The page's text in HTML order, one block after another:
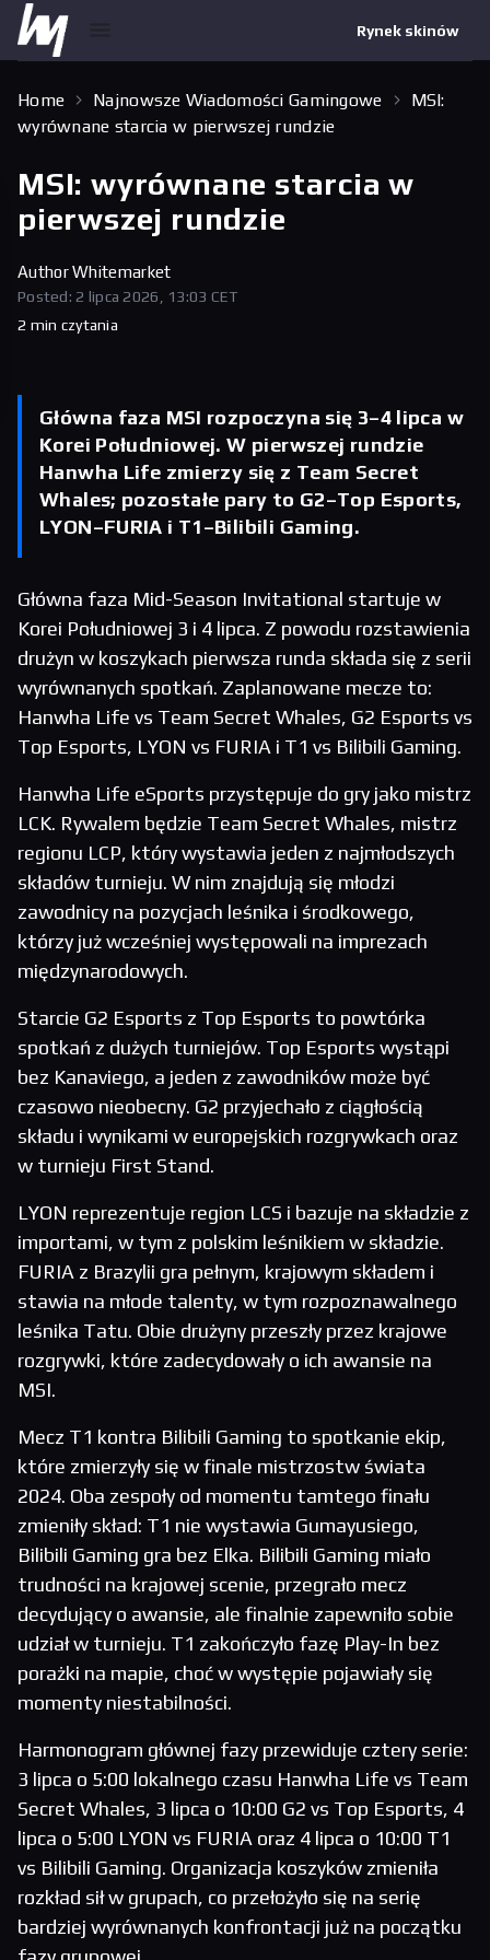
Rynek skinów
Home Najnowsze Wiadomości Gamingowe
MSI:
wyrównane starcia w pierwszej rundzie
MSI: wyrównane starcia w
pierwszej rundzie
AuthorWhitemarket
Posted: 2 lipca 2026, 13:03 CET
2 min czytania
Główna faza MSI rozpoczyna się 3–4 lipca w
Korei Południowej. W pierwszej rundzie
Hanwha Life zmierzy się z Team Secret
Whales; pozostałe pary to G2–Top Esports,
LYON–FURIA i T1–Bilibili Gaming.
Główna faza Mid-Season Invitational startuje w
Korei Południowej 3 i 4 lipca. Z powodu rozstawienia
drużyn w koszykach pierwsza runda składa się z serii
wyrównanych spotkań. Zaplanowane mecze to:
Hanwha Life vs Team Secret Whales, G2 Esports vs
Top Esports, LYON vs FURIA i T1 vs Bilibili Gaming.
Hanwha Life eSports przystępuje do gry jako mistrz
LCK. Rywalem będzie Team Secret Whales, mistrz
regionu LCP, który wystawia jeden z najmłodszych
składów turnieju. W nim znajdują się młodzi
zawodnicy na pozycjach leśnika i środkowego,
którzy już wcześniej występowali na imprezach
międzynarodowych.
Starcie G2 Esports z Top Esports to powtórka
spotkań z dużych turniejów. Top Esports wystąpi
bez Kanaviego, a jeden z zawodników może być
czasowo nieobecny. G2 przyjechało z ciągłością
składu i wynikami w europejskich rozgrywkach oraz
w turnieju First Stand.
LYON reprezentuje region LCS i bazuje na składzie z
importami, w tym z polskim leśnikiem w składzie.
FURIA z Brazylii gra pełnym, krajowym składem i
stawia na młode talenty, w tym rozpoznawalnego
leśnika Tatu. Obie drużyny przeszły przez krajowe
rozgrywki, które zadecydowały o ich awansie na
MSI.
Mecz T1 kontra Bilibili Gaming to spotkanie ekip,
które zmierzyły się w finale mistrzostw świata
2024. Oba zespoły od momentu tamtego finału
zmieniły skład: T1 nie wystawia Gumayusiego,
Bilibili Gaming gra bez Elka. Bilibili Gaming miało
trudności na krajowej scenie, przegrało mecz
decydujący o awansie, ale finalnie zapewniło sobie
udział w turnieju. T1 zakończyło fazę Play-In bez
porażki na mapie, choć w występie pojawiały się
momenty niestabilności.
Harmonogram głównej fazy przewiduje cztery serie:
3 lipca o 5:00 lokalnego czasu Hanwha Life vs Team
Secret Whales, 3 lipca o 10:00 G2 vs Top Esports, 4
lipca o 5:00 LYON vs FURIA oraz 4 lipca o 10:00 T1
vs Bilibili Gaming. Organizacja koszyków zmieniła
rozkład sił w grupach, co przełożyło się na serię
bardziej wyrównanych konfrontacji już na początku